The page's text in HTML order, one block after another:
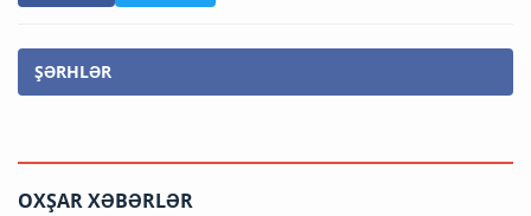
ŞƏRHLƏR
OXŞAR XƏBƏRLƏR